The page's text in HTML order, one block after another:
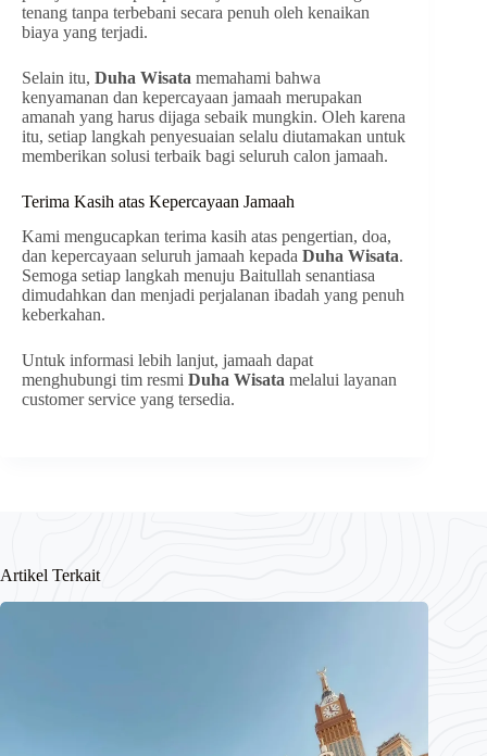
tenang tanpa terbebani secara penuh oleh kenaikan
biaya yang terjadi.
Selain itu, Duha Wisata memahami bahwa
kenyamanan dan kepercayaan jamaah merupakan
amanah yang harus dijaga sebaik mungkin. Oleh karena
itu, setiap langkah penyesuaian selalu diutamakan untuk
memberikan solusi terbaik bagi seluruh calon jamaah.
Terima Kasih atas Kepercayaan Jamaah
Kami mengucapkan terima kasih atas pengertian, doa,
dan kepercayaan seluruh jamaah kepada Duha Wisata.
Semoga setiap langkah menuju Baitullah senantiasa
dimudahkan dan menjadi perjalanan ibadah yang penuh
keberkahan.
Untuk informasi lebih lanjut, jamaah dapat
menghubungi tim resmi Duha Wisata melalui layanan
customer service yang tersedia.
Artikel Terkait